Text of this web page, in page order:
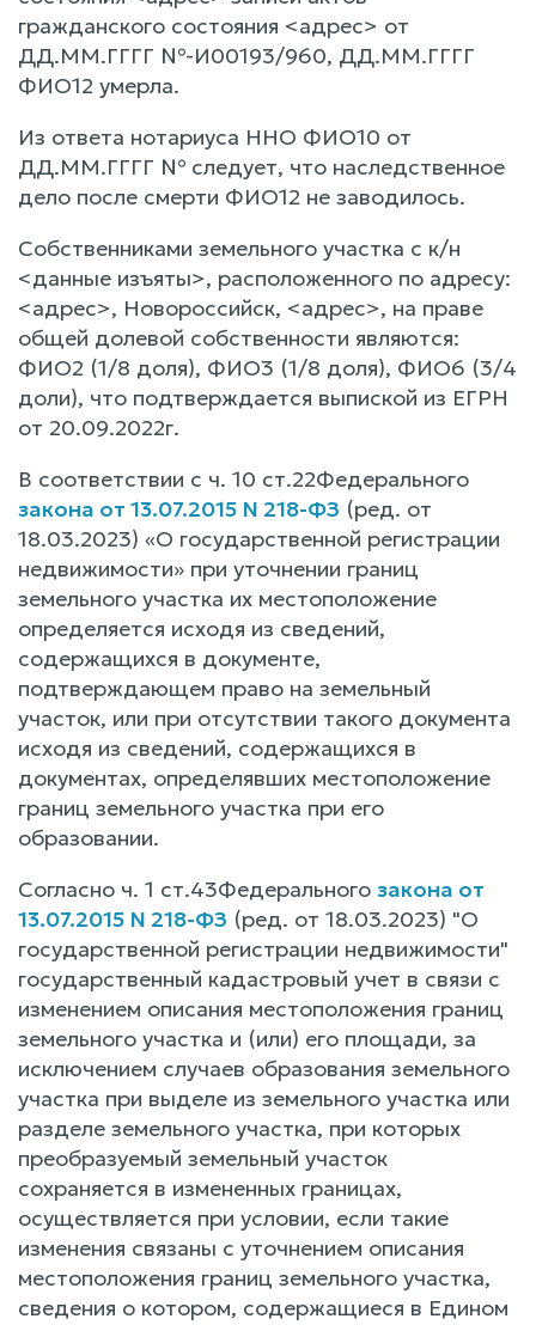
гражданского состояния <адрес> от
ДД.ММ.ГГГГ №-И00193/960, ДД.ММ.ГГГГ
ФИО12 умерла.
Из ответа нотариуса ННО ФИО10 от
ДД.ММ.ГГГГ № следует, что наследственное
дело после смерти ФИО12 не заводилось.
Собственниками земельного участка с к/н
<данные изъяты>, расположенного по адресу:
<адрес>, Новороссийск, <адрес>, на праве
общей долевой собственности являются:
ФИО2 (1/8 доля), ФИО3 (1/8 доля), ФИО6 (3/4
доли), что подтверждается выпиской из ЕГРН
от 20.09.2022г.
В соответствии с ч. 10 ст.22Федерального
закона от 13.07.2015 N 218-ФЗ (ред. от
18.03.2023) «О государственной регистрации
недвижимости» при уточнении границ
земельного участка их местоположение
определяется исходя из сведений,
содержащихся в документе,
подтверждающем право на земельный
участок, или при отсутствии такого документа
исходя из сведений, содержащихся в
документах, определявших местоположение
границ земельного участка при его
образовании.
Согласно ч. 1 ст.43Федерального закона от
13.07.2015 N 218-ФЗ (ред. от 18.03.2023) "О
государственной регистрации недвижимости"
государственный кадастровый учет в связи с
изменением описания местоположения границ
земельного участка и (или) его площади, за
исключением случаев образования земельного
участка при выделе из земельного участка или
разделе земельного участка, при которых
преобразуемый земельный участок
сохраняется в измененных границах,
осуществляется при условии, если такие
изменения связаны с уточнением описания
местоположения границ земельного участка,
сведения о котором, содержащиеся в Едином